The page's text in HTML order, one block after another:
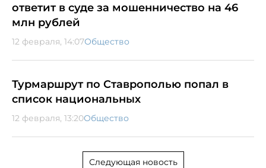
ответит в суде за мошенничество на 46
млн рублей
12 февраля, 14:07Общество
Турмаршрут по Ставрополью попал в
список национальных
12 февраля, 13:20Общество
Следующая новость